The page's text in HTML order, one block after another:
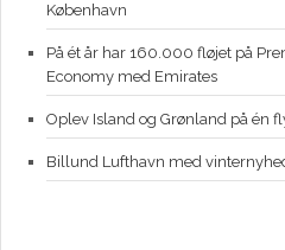
København
På ét år har 160.000 fløjet på
Economy med Emirates
Oplev Island og Grønland på én
Billund Lufthavn med